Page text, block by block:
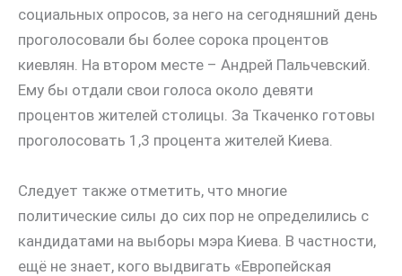
социальных опросов, за него на сегодняшний день
проголосовали бы более сорока процентов
киевлян. На втором месте – Андрей Пальчевский.
Ему бы отдали свои голоса около девяти
процентов жителей столицы. За Ткаченко готовы
проголосовать 1,3 процента жителей Киева.
Следует также отметить, что многие
политические силы до сих пор не определились с
кандидатами на выборы мэра Киева. В частности,
ещё не знает, кого выдвигать «Европейская